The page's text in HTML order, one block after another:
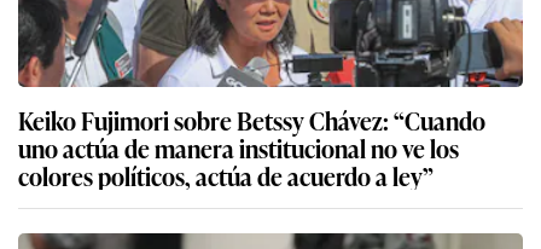
Keiko Fujimori sobre Betssy Chávez: “Cuando
uno actúa de manera institucional no ve los
colores políticos, actúa de acuerdo a ley”